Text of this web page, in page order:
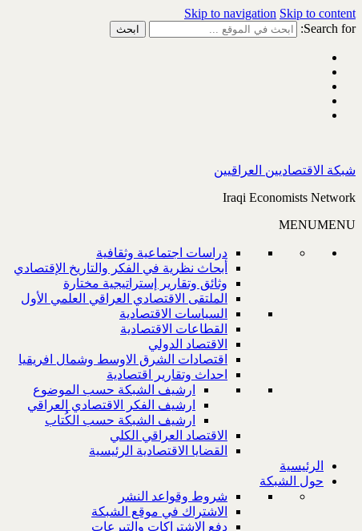
Skip to navigation Skip to content
Search for:
شبكة الاقتصاديين العراقيين
Iraqi Economists Network
MENUMENU
دراسات اجتماعية وثقافية
أبحاث نظرية في الفكر والتاريخ الإقتصادي
وثائق وتقارير إستراتيجية مختارة
الملتقى الاقتصادي العراقي العلمي الأول
السياسات الاقتصادية
القطاعات الاقتصادية
الاقتصاد الدولي
اقتصادات الشرق الاوسط وشمال افريقيا
احداث وتقارير اقتصادية
ارشيف الشبكة حسب الموضوع
ارشيف الفكر الاقتصادي العراقي
ارشيف الشبكة حسب الكُتاب
الاقتصاد العراقي الكلي
القضايا الاقتصادية الرئيسية
الرئيسية
حول الشبكة
شروط وقواعد النشر
الاشتراك في موقع الشبكة
دفع الاشتراكات والتبرعات